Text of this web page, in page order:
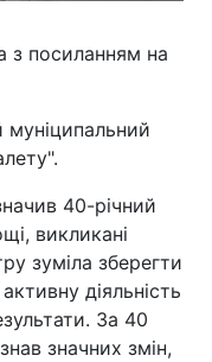
з посиланням на
муніципальний
40-річний
викликані
зуміла зберегти
діяльність
За 40
значних змін,